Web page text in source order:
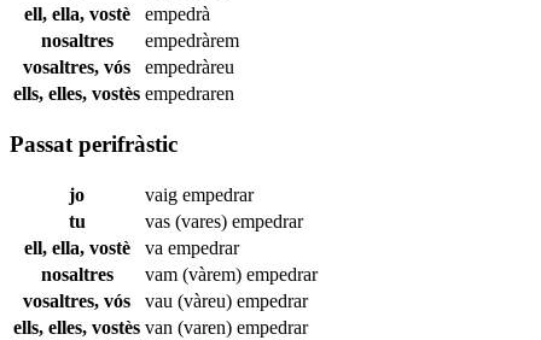
ell, ella, vostè
empedrà
nosaltres
empedràrem
vosaltres, vós
empedràreu
ells, elles, vostès empedraren
Passat perifràstic
jo vaig empedrar
tu
vas (vares) empedrar
ell, ella, vostè
va empedrar
nosaltres
vam (vàrem) empedrar
vosaltres, vós
vau (vàreu) empedrar
ells, elles, vostès van (varen) empedrar